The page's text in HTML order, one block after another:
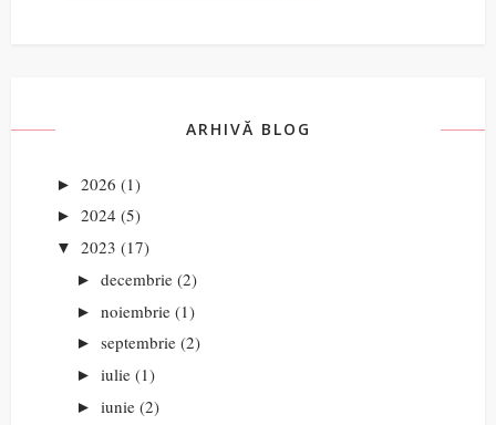
ARHIVĂ BLOG
► 2026 (1)
► 2024 (5)
▼ 2023 (17)
► decembrie (2)
► noiembrie (1)
► septembrie (2)
► iulie (1)
► iunie (2)